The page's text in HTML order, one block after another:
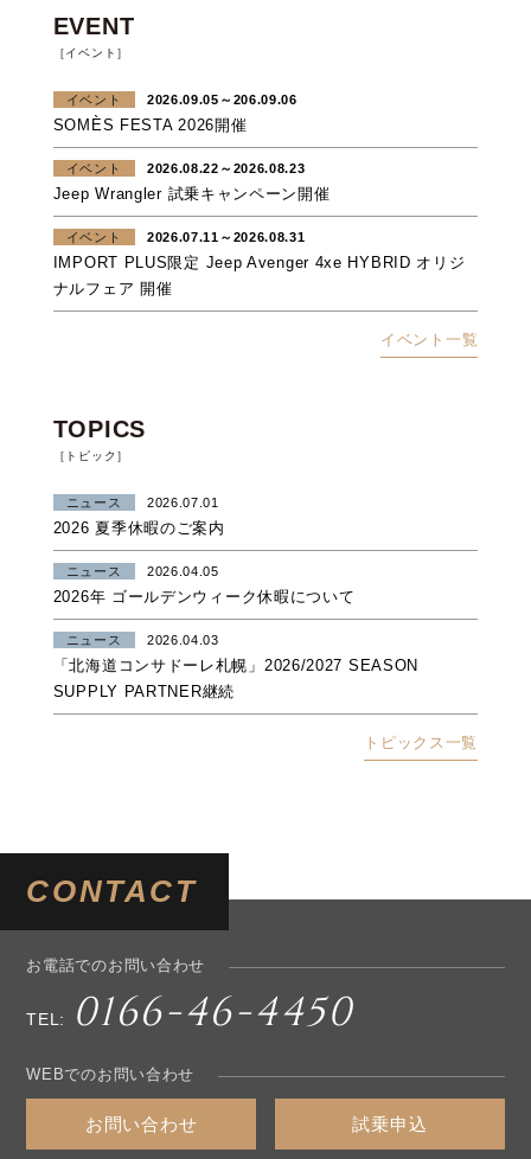
EVENT
［イベント］
イベント 2026.09.05～206.09.06
SOMÈS FESTA 2026開催
イベント 2026.08.22～2026.08.23
Jeep Wrangler 試乗キャンペーン開催
イベント 2026.07.11～2026.08.31
IMPORT PLUS限定 Jeep Avenger 4xe HYBRID オリジ
ナルフェア 開催
イベント一覧
TOPICS
［トピック］
ニュース 2026.07.01
2026 夏季休暇のご案内
ニュース 2026.04.05
2026年 ゴールデンウィーク休暇について
ニュース 2026.04.03
「北海道コンサドーレ札幌」2026/2027 SEASON
SUPPLY PARTNER継続
トピックス一覧
CONTACT
お電話でのお問い合わせ
TEL: 0166-46-4450
WEBでのお問い合わせ
お問い合わせ 試乗申込